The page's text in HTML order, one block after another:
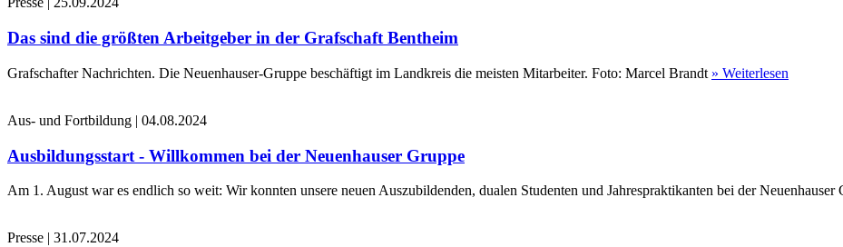
Das sind die größten Arbeitgeber in der Grafschaft Bentheim
Grafschafter Nachrichten. Die Neuenhauser-Gruppe beschäftigt im Landkreis die meisten Mitarbeiter. Foto: Marcel Brandt » Weiterlesen
Aus- und Fortbildung | 04.08.2024
Ausbildungsstart - Willkommen bei der Neuenhauser Gruppe
Am 1. August war es endlich so weit: Wir konnten unsere neuen Auszubildenden, dualen Studenten und Jahrespraktikanten bei der Neuenhauser
Presse | 31.07.2024